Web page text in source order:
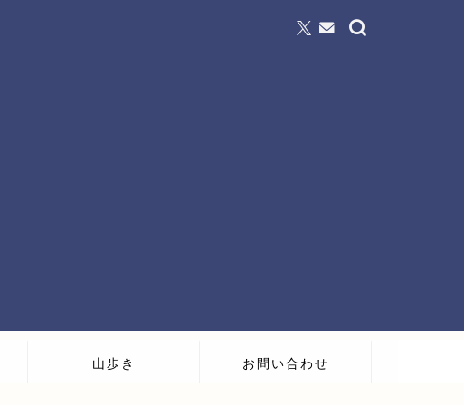
山歩き お問い合わせ